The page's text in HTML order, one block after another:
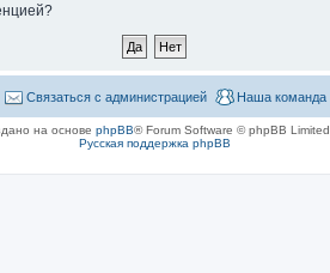
Наша команда
Связаться с администрацией
на основе phpBB® Forum Software © phpBB Limited
Русская поддержка phpBB